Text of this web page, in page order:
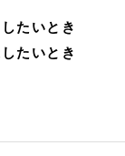
たいとき
たいとき